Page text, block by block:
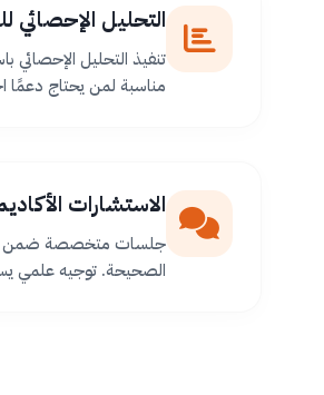
التحليل الإحصائي
تنفيذ التحليل الإحصائي
مناسبة لمن يحتاج دعمًا
الاستشارات
جلسات متخصصة ضمن
الصحيحة. توجيه علمي